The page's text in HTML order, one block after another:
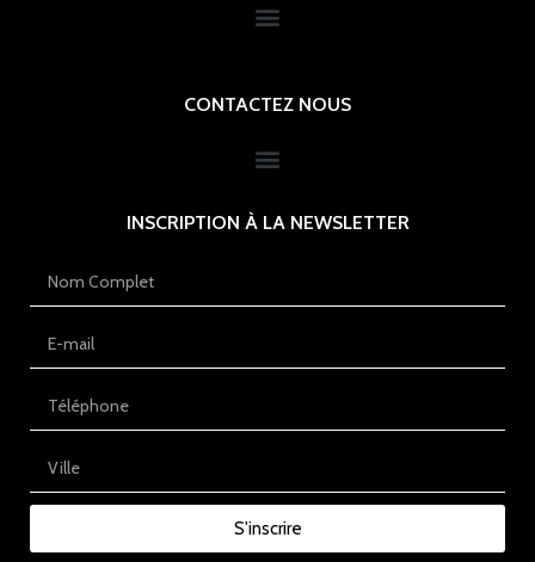
CONTACTEZ NOUS
INSCRIPTION À LA NEWSLETTER
S'inscrire